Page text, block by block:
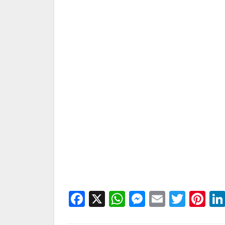
Facebook
X WhatsApp
Messenger
Email